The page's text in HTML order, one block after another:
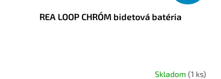
REA LOOP CHRÓM bidetová batéria
Skladom (1 ks)